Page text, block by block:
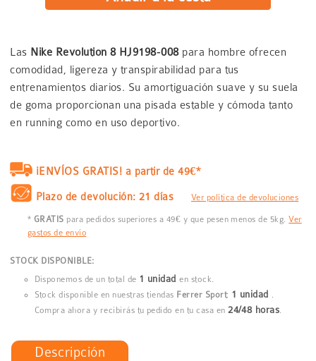
Las Nike Revolution 8 HJ9198‑008para hombre ofrecen
comodidad, ligereza y transpirabilidad para tus
entrenamientos diarios. Su amortiguación suave y su suela
de goma proporcionan una pisada estable y cómoda tanto
en running como en uso deportivo.
¡ENVÍOS GRATIS! a partir de 49€*
Plazo de devolución: 21 días Ver política de devoluciones
* GRATIS para pedidos superiores a 49€ y que pesen menos de 5kg.Ver
gastos de envío
STOCK DISPONIBLE:
Disponemos de un total de 1 unidaden stock.
Stock disponible en nuestras tiendas Ferrer Sport: 1 unidad .
Compra ahora y recibirás tu pedido en tu casa en24/48 horas.
Descripción